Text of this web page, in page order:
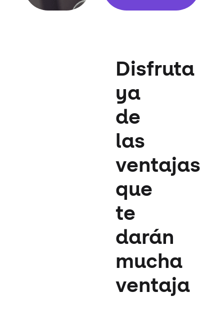
Disfruta
ya
de
las
ventajas
que
te
darán
mucha
ventaja